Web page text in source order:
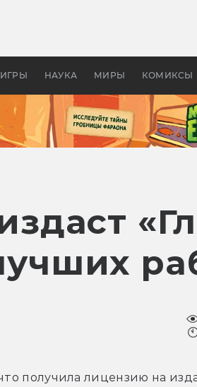
ИГРЫ НАУКА МИРЫ КОМИКСЫ
апокалипсис, в России —
получила лицензию на